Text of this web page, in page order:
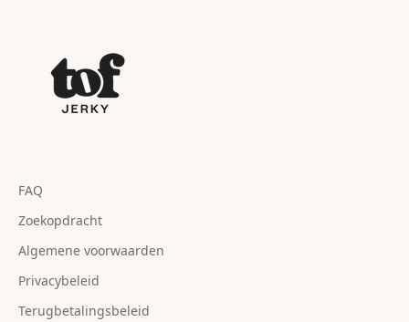
FAQ
Zoekopdracht
Algemene voorwaarden
Privacybeleid
Terugbetalingsbeleid